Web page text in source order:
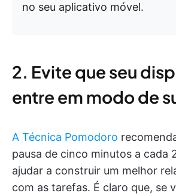
no seu aplicativo móvel.
2. Evite que seu
entre em modo de
A Técnica Pomodoro
pausa de cinco minutos a cada
ajudar a construir um melhor
com as tarefas. É claro que, se